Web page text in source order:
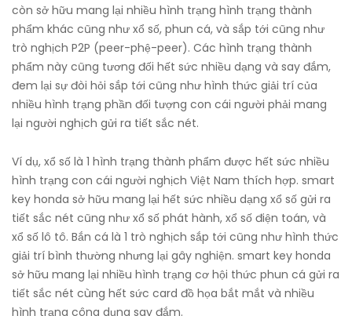
còn sở hữu mang lại nhiều hình trạng hình trạng thành
phẩm khác cũng như xổ số, phun cá, và sắp tới cũng như
trò nghịch P2P (peer-phệ-peer). Các hình trạng thành
phẩm này cũng tương đối hết sức nhiều dạng và say đắm,
đem lại sự đòi hỏi sắp tới cũng như hình thức giải trí của
nhiều hình trạng phần đối tượng con cái người phải mang
lại người nghịch gửi ra tiết sắc nét.
Ví dụ, xổ số là 1 hình trạng thành phẩm được hết sức nhiều
hình trạng con cái người nghịch Việt Nam thích hợp. smart
key honda sở hữu mang lại hết sức nhiều dạng xổ số gửi ra
tiết sắc nét cũng như xổ số phát hành, xổ số điện toán, và
xổ số lô tô. Bắn cá là 1 trò nghịch sắp tới cũng như hình thức
giải trí bình thường nhưng lại gây nghiện. smart key honda
sở hữu mang lại nhiều hình trạng cơ hội thức phun cá gửi ra
tiết sắc nét cùng hết sức card đồ họa bắt mắt và nhiều
hình trạng công dụng say đắm.